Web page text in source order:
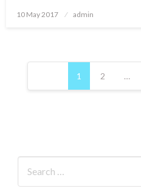
Posted
10 May 2017 admin
Posts
pagination
1 2 …